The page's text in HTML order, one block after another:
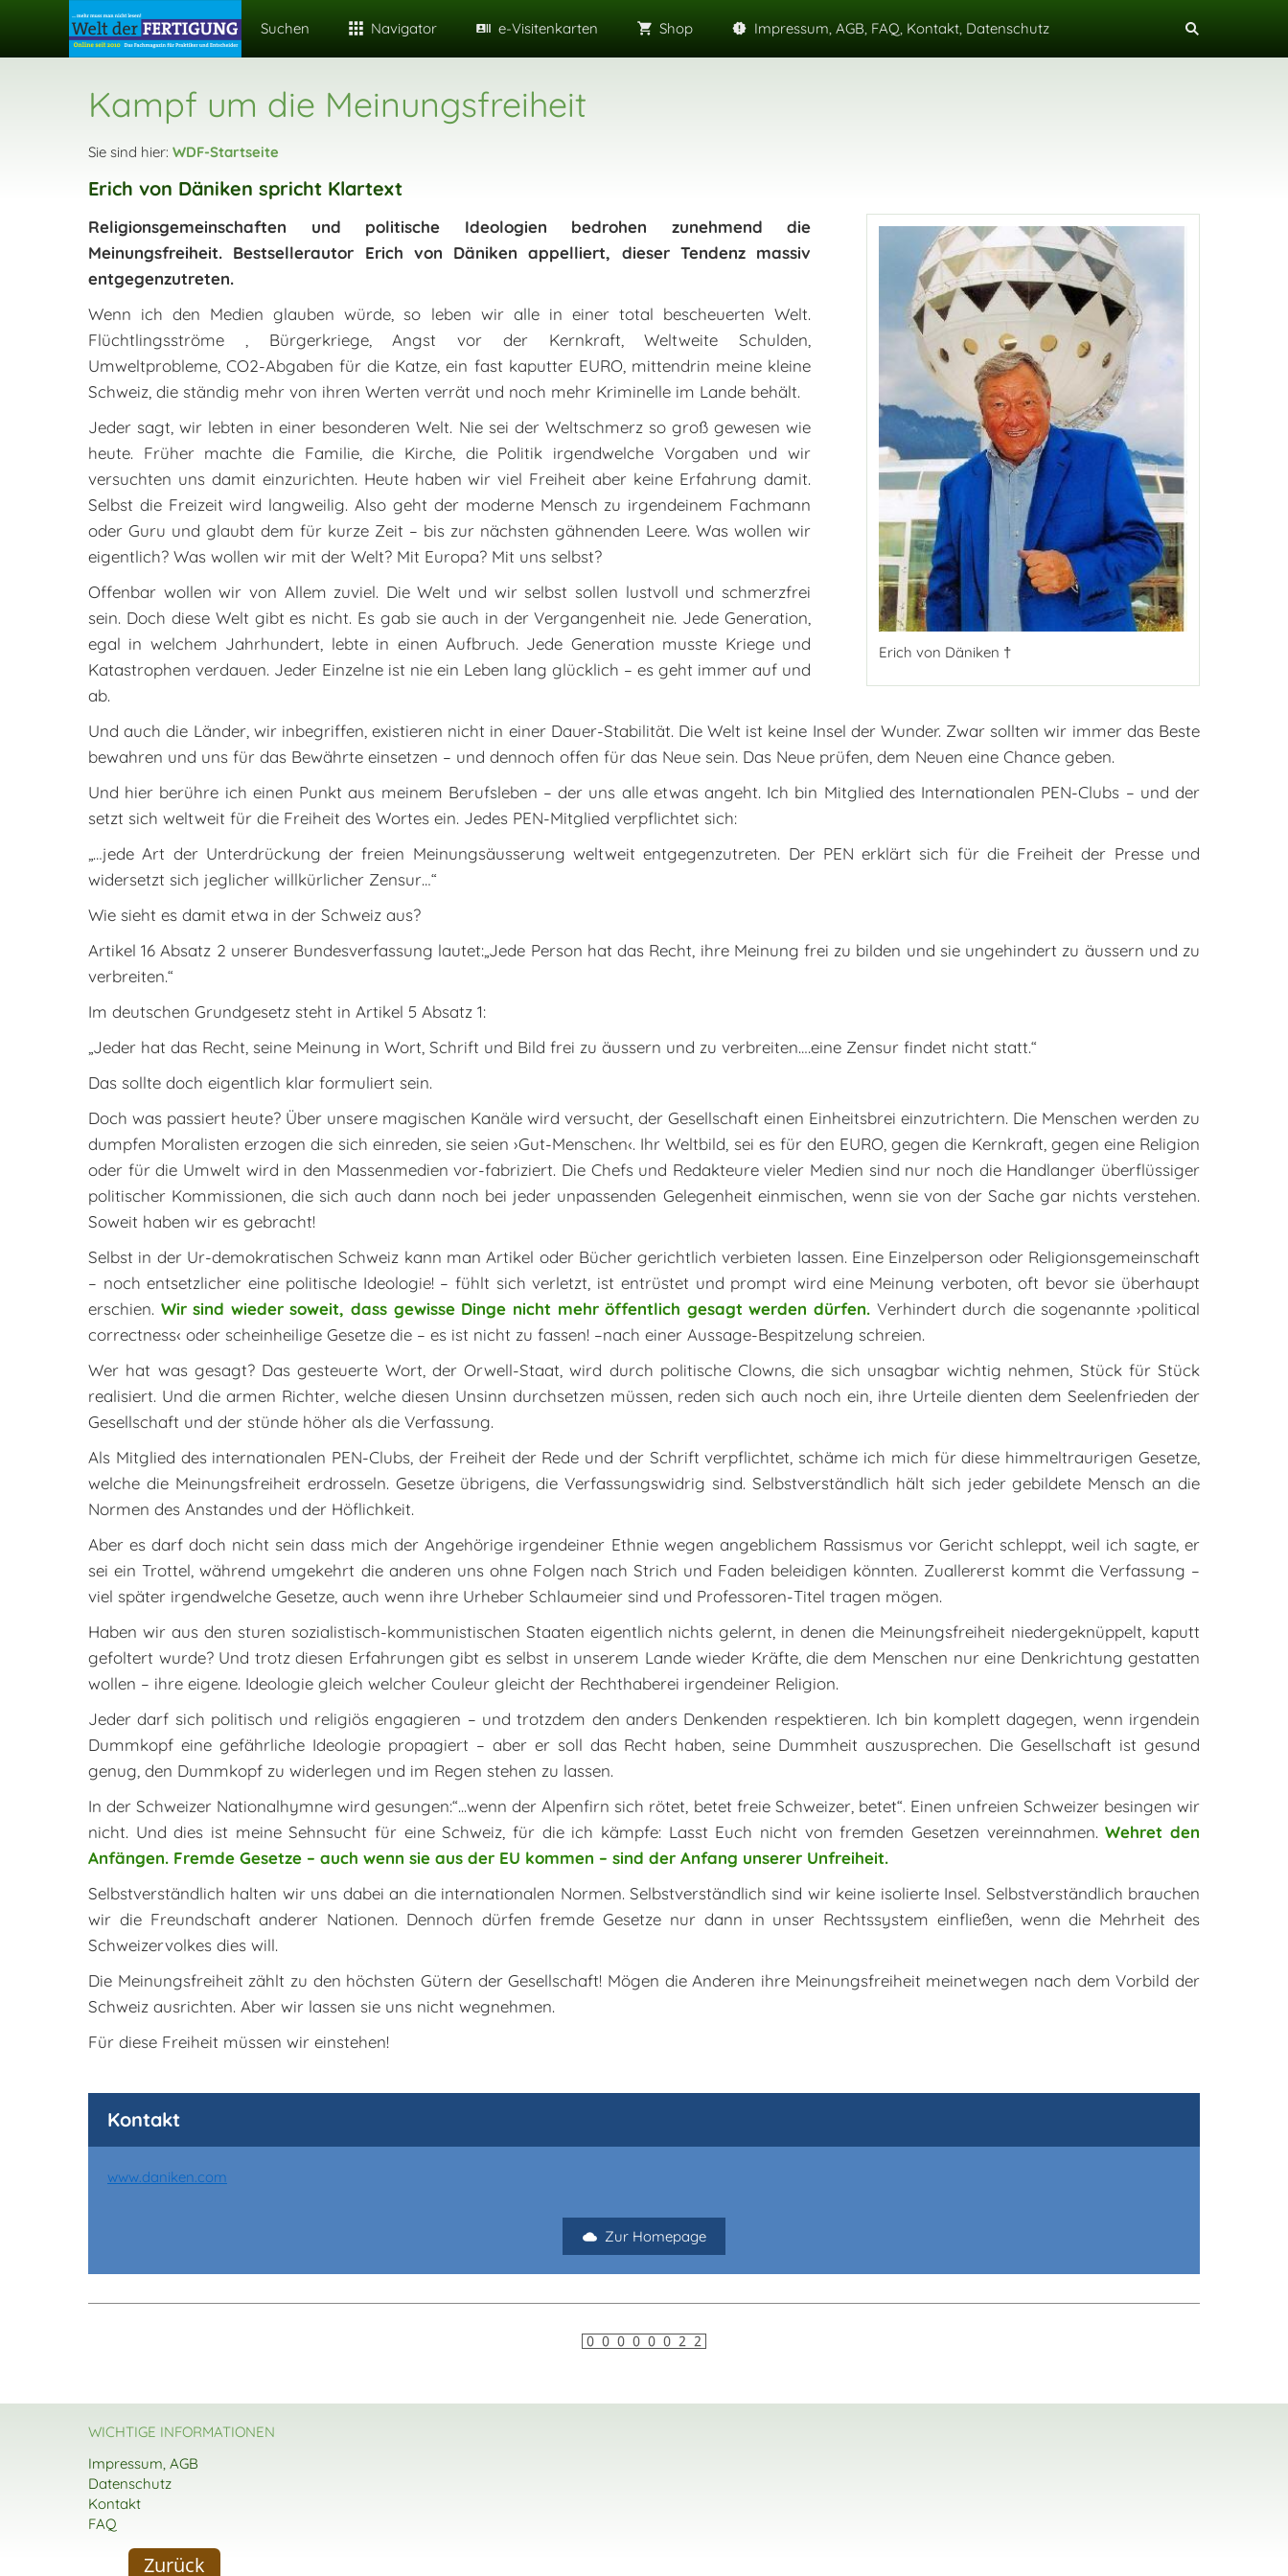
Suchen Navigator e-Visitenkarten Shop Impressum, AGB, FAQ, Kontakt, Datenschutz
Kampf um die Meinungsfreiheit
Sie sind hier: WDF-Startseite
Erich von Däniken spricht Klartext
Erich von Däniken †
Religionsgemeinschaften und politische Ideologien bedrohen zunehmend die
Meinungsfreiheit. Bestsellerautor Erich von Däniken appelliert, dieser Tendenz massiv
entgegenzutreten.
Wenn ich den Medien glauben würde, so leben wir alle in einer total bescheuerten Welt.
Flüchtlingsströme , Bürgerkriege, Angst vor der Kernkraft, Weltweite Schulden,
Umweltprobleme, CO2-Abgaben für die Katze, ein fast kaputter EURO, mittendrin meine kleine
Schweiz, die ständig mehr von ihren Werten verrät und noch mehr Kriminelle im Lande behält.
Jeder sagt, wir lebten in einer besonderen Welt. Nie sei der Weltschmerz so groß gewesen wie
heute. Früher machte die Familie, die Kirche, die Politik irgendwelche Vorgaben und wir
versuchten uns damit einzurichten. Heute haben wir viel Freiheit aber keine Erfahrung damit.
Selbst die Freizeit wird langweilig. Also geht der moderne Mensch zu irgendeinem Fachmann
oder Guru und glaubt dem für kurze Zeit – bis zur nächsten gähnenden Leere. Was wollen wir
eigentlich? Was wollen wir mit der Welt? Mit Europa? Mit uns selbst?
Offenbar wollen wir von Allem zuviel. Die Welt und wir selbst sollen lustvoll und schmerzfrei
sein. Doch diese Welt gibt es nicht. Es gab sie auch in der Vergangenheit nie. Jede Generation,
egal in welchem Jahrhundert, lebte in einen Aufbruch. Jede Generation musste Kriege und
Katastrophen verdauen. Jeder Einzelne ist nie ein Leben lang glücklich – es geht immer auf und
ab.
Und auch die Länder, wir inbegriffen, existieren nicht in einer Dauer-Stabilität. Die Welt ist keine Insel der Wunder. Zwar sollten wir immer das Beste
bewahren und uns für das Bewährte einsetzen – und dennoch offen für das Neue sein. Das Neue prüfen, dem Neuen eine Chance geben.
Und hier berühre ich einen Punkt aus meinem Berufsleben – der uns alle etwas angeht. Ich bin Mitglied des Internationalen PEN-Clubs – und der
setzt sich weltweit für die Freiheit des Wortes ein. Jedes PEN-Mitglied verpflichtet sich:
„…jede Art der Unterdrückung der freien Meinungsäusserung weltweit entgegenzutreten. Der PEN erklärt sich für die Freiheit der Presse und
widersetzt sich jeglicher willkürlicher Zensur…“
Wie sieht es damit etwa in der Schweiz aus?
Artikel 16 Absatz 2 unserer Bundesverfassung lautet:„Jede Person hat das Recht, ihre Meinung frei zu bilden und sie ungehindert zu äussern und zu
verbreiten.“
Im deutschen Grundgesetz steht in Artikel 5 Absatz 1:
„Jeder hat das Recht, seine Meinung in Wort, Schrift und Bild frei zu äussern und zu verbreiten….eine Zensur findet nicht statt.“
Das sollte doch eigentlich klar formuliert sein.
Doch was passiert heute? Über unsere magischen Kanäle wird versucht, der Gesellschaft einen Einheitsbrei einzutrichtern. Die Menschen werden zu
dumpfen Moralisten erzogen die sich einreden, sie seien ›Gut-Menschen‹. Ihr Weltbild, sei es für den EURO, gegen die Kernkraft, gegen eine Religion
oder für die Umwelt wird in den Massenmedien vor-fabriziert. Die Chefs und Redakteure vieler Medien sind nur noch die Handlanger überflüssiger
politischer Kommissionen, die sich auch dann noch bei jeder unpassenden Gelegenheit einmischen, wenn sie von der Sache gar nichts verstehen.
Soweit haben wir es gebracht!
Selbst in der Ur-demokratischen Schweiz kann man Artikel oder Bücher gerichtlich verbieten lassen. Eine Einzelperson oder Religionsgemeinschaft
– noch entsetzlicher eine politische Ideologie! – fühlt sich verletzt, ist entrüstet und prompt wird eine Meinung verboten, oft bevor sie überhaupt
erschien. Wir sind wieder soweit, dass gewisse Dinge nicht mehr öffentlich gesagt werden dürfen. Verhindert durch die sogenannte ›political
correctness‹ oder scheinheilige Gesetze die – es ist nicht zu fassen! –nach einer Aussage-Bespitzelung schreien.
Wer hat was gesagt? Das gesteuerte Wort, der Orwell-Staat, wird durch politische Clowns, die sich unsagbar wichtig nehmen, Stück für Stück
realisiert. Und die armen Richter, welche diesen Unsinn durchsetzen müssen, reden sich auch noch ein, ihre Urteile dienten dem Seelenfrieden der
Gesellschaft und der stünde höher als die Verfassung.
Als Mitglied des internationalen PEN-Clubs, der Freiheit der Rede und der Schrift verpflichtet, schäme ich mich für diese himmeltraurigen Gesetze,
welche die Meinungsfreiheit erdrosseln. Gesetze übrigens, die Verfassungswidrig sind. Selbstverständlich hält sich jeder gebildete Mensch an die
Normen des Anstandes und der Höflichkeit.
Aber es darf doch nicht sein dass mich der Angehörige irgendeiner Ethnie wegen angeblichem Rassismus vor Gericht schleppt, weil ich sagte, er
sei ein Trottel, während umgekehrt die anderen uns ohne Folgen nach Strich und Faden beleidigen könnten. Zuallererst kommt die Verfassung –
viel später irgendwelche Gesetze, auch wenn ihre Urheber Schlaumeier sind und Professoren-Titel tragen mögen.
Haben wir aus den sturen sozialistisch-kommunistischen Staaten eigentlich nichts gelernt, in denen die Meinungsfreiheit niedergeknüppelt, kaputt
gefoltert wurde? Und trotz diesen Erfahrungen gibt es selbst in unserem Lande wieder Kräfte, die dem Menschen nur eine Denkrichtung gestatten
wollen – ihre eigene. Ideologie gleich welcher Couleur gleicht der Rechthaberei irgendeiner Religion.
Jeder darf sich politisch und religiös engagieren – und trotzdem den anders Denkenden respektieren. Ich bin komplett dagegen, wenn irgendein
Dummkopf eine gefährliche Ideologie propagiert – aber er soll das Recht haben, seine Dummheit auszusprechen. Die Gesellschaft ist gesund
genug, den Dummkopf zu widerlegen und im Regen stehen zu lassen.
In der Schweizer Nationalhymne wird gesungen:“...wenn der Alpenfirn sich rötet, betet freie Schweizer, betet“. Einen unfreien Schweizer besingen wir
nicht. Und dies ist meine Sehnsucht für eine Schweiz, für die ich kämpfe: Lasst Euch nicht von fremden Gesetzen vereinnahmen.Wehret den
Anfängen. Fremde Gesetze – auch wenn sie aus der EU kommen – sind der Anfang unserer Unfreiheit.
Selbstverständlich halten wir uns dabei an die internationalen Normen. Selbstverständlich sind wir keine isolierte Insel. Selbstverständlich brauchen
wir die Freundschaft anderer Nationen. Dennoch dürfen fremde Gesetze nur dann in unser Rechtssystem einfließen, wenn die Mehrheit des
Schweizervolkes dies will.
Die Meinungsfreiheit zählt zu den höchsten Gütern der Gesellschaft! Mögen die Anderen ihre Meinungsfreiheit meinetwegen nach dem Vorbild der
Schweiz ausrichten. Aber wir lassen sie uns nicht wegnehmen.
Für diese Freiheit müssen wir einstehen!
Kontakt
www.daniken.com
Zur Homepage
Zurück
WICHTIGE INFORMATIONEN
Impressum, AGB
Datenschutz
Kontakt
FAQ